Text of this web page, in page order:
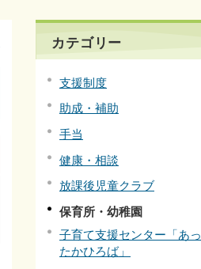
カテゴリー
支援制度
助成・補助
手当
健康・相談
放課後児童クラブ
保育所・幼稚園
子育て支援センター「あっ
たかひろば」